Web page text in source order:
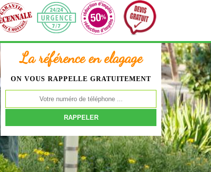
La référence en elagage
ON VOUS RAPPELLE GRATUITEMENT